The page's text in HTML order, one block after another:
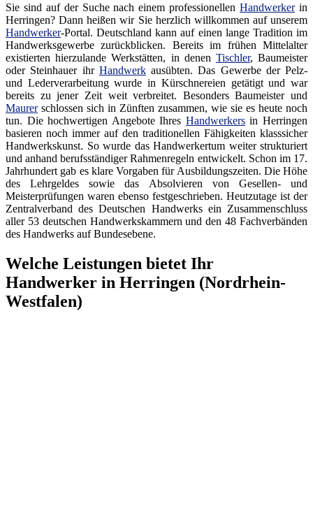
Sie sind auf der Suche nach einem professionellenHandwerkerin
Herringen? Dann heißen wir Sie herzlich willkommen auf unserem
Handwerker-Portal. Deutschland kann auf einen lange Tradition im
Handwerksgewerbe zurückblicken. Bereits im frühen Mittelalter
existierten hierzulande Werkstätten, in denen Tischler, Baumeister
oder Steinhauer ihr Handwerkausübten. Das Gewerbe der Pelz-
und Lederverarbeitung wurde in Kürschnereien getätigt und war
bereits zu jener Zeit weit verbreitet. Besonders Baumeister und
Maurerschlossen sich in Zünften zusammen, wie sie es heute noch
tun. Die hochwertigen Angebote Ihres Handwerkersin Herringen
basieren noch immer auf den traditionellen Fähigkeiten klasssicher
Handwerkskunst. So wurde das Handwerkertum weiter strukturiert
und anhand berufsständiger Rahmenregeln entwickelt. Schon im 17.
Jahrhundert gab es klare Vorgaben für Ausbildungszeiten. Die Höhe
des Lehrgeldes sowie das Absolvieren von Gesellen- und
Meisterprüfungen waren ebenso festgeschrieben. Heutzutage ist der
Zentralverband des Deutschen Handwerks ein Zusammenschluss
aller 53 deutschen Handwerkskammern und den 48 Fachverbänden
des Handwerks auf Bundesebene.
Welche Leistungen bietet Ihr
Handwerker in Herringen (Nordrhein-
Westfalen)